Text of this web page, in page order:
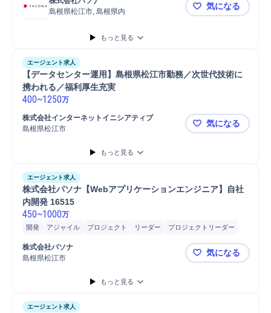
島根県松江市, 島根県内
【島根】社
気になる
もっと見る
エージェント求人
【データセンター運用】島根県松江市勤務／次世代技術に
携われる／福利厚生充実
400~1250万
株式会社インターネットイニシアティブ
島根県松江市
【データセ
気になる
もっと見る
エージェント求人
株式会社パソナ【Webアプリケーションエンジニア】自社
内開発 16515
450~1000万
開発 アジャイル プロジェクト リーダー
プロジェクトリーダー
顧客折衝
株式会社パソナ
島根県松江市
株式会社パ
気になる
もっと見る
エージェント求人